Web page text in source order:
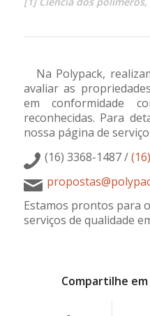
Na Polypack,
avaliar as
em conformidade
reconhecidas. Para
nossa página de
(16) 3368-1487 /
Estamos prontos para
serviços de qualidade
Compartilhe